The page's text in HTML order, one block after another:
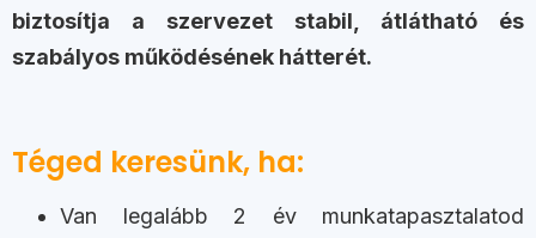
biztosítja a szervezet stabil, átlátható és
szabályos működésének hátterét.
Téged keresünk, ha:
Van legalább 2 év munkatapasztalatod